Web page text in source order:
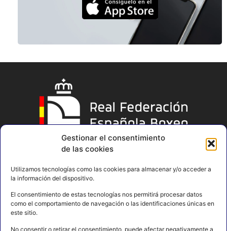
Gestionar el consentimiento
de las cookies
Utilizamos tecnologías como las cookies para almacenar y/o acceder a
la información del dispositivo.
El consentimiento de estas tecnologías nos permitirá procesar datos
como el comportamiento de navegación o las identificaciones únicas en
este sitio.
No consentir o retirar el consentimiento, puede afectar negativamente a